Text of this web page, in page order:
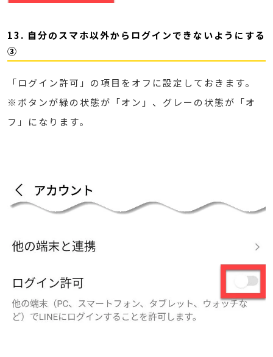
13. 自分のスマホ以外からログインできないようにする
③
「ログイン許可」の項目をオフに設定しておきます。
※ボタンが緑の状態が「オン」、グレーの状態が「オ
フ」になります。